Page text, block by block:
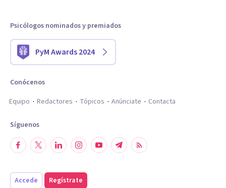
Psicólogos nominados y premiados
PyM Awards 2024
Conócenos
Equipo
Redactores Tópicos Anúnciate Contacta
Síguenos
Accede Regístrate